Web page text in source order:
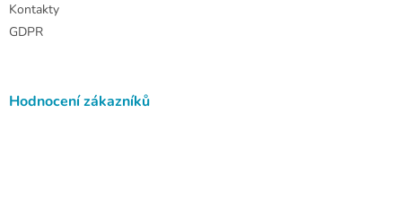
Kontakty
GDPR
Hodnocení zákazníků